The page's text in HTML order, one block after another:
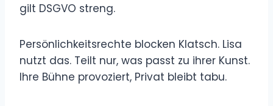
gilt DSGVO streng.
Persönlichkeitsrechte blocken Klatsch. Lisa
nutzt das. Teilt nur, was passt zu ihrer Kunst.
Ihre Bühne provoziert, Privat bleibt tabu.